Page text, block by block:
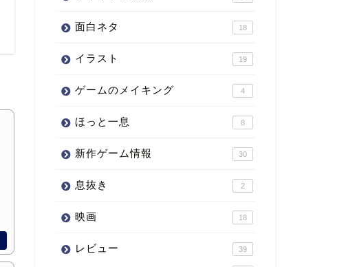
面白ネタ 18
イラスト 19
ゲームのメイキング 4
ほっと一息 8
新作ゲーム情報 30
息抜き 2
映画 18
レビュー 39